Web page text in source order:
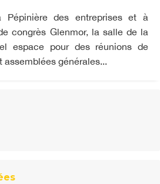
des entreprises et à
congrès Glenmor, la salle de la
espace pour des réunions de
générales...